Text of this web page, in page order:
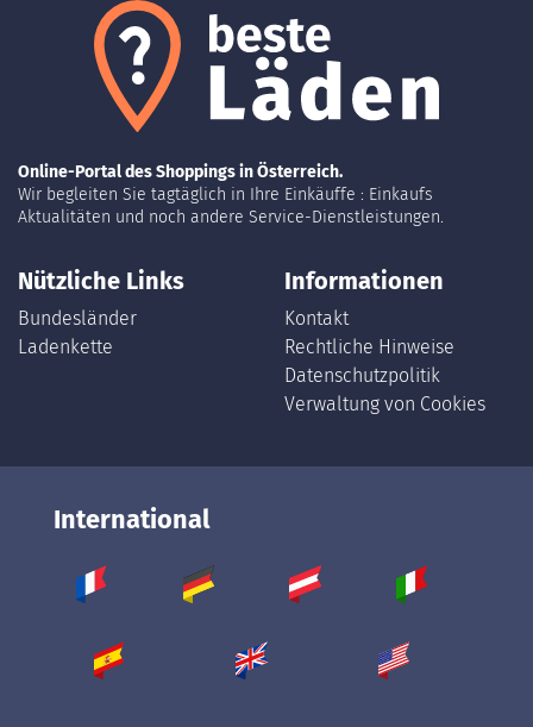
Online-Portal des Shoppings in Österreich.
Wir begleiten Sie tagtäglich in Ihre Einkäuffe : Einkaufs
Aktualitäten und noch andere Service-Dienstleistungen.
Nützliche Links
Bundesländer
Ladenkette
Informationen
Kontakt
Rechtliche Hinweise
Datenschutzpolitik
Verwaltung von Cookies
International